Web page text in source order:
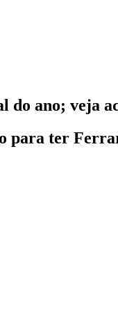
do ano; veja
para ter